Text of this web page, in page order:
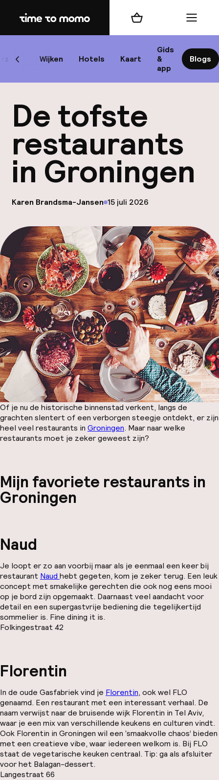
Home
Wijken Hotels Kaart
Gids
&
app
Blogs
Scroll naar links
Winkelmand Menu
De tofste
restaurants
in Groningen
Gepubliceerd door
Karen Brandsma-Jansen op
15 juli 2026
Of je nu de historische binnenstad verkent, langs de
grachten slentert of een verborgen steegje ontdekt, er zijn
heel veel restaurants in Groningen. Maar naar welke
restaurants moet je zeker geweest zijn?
Mijn favoriete restaurants in
Groningen
Naud
Je loopt er zo aan voorbij maar als je eenmaal een keer bij
restaurant Naud hebt gegeten, kom je zeker terug. Een leuk
concept met smakelijke gerechten die ook nog eens mooi
op je bord zijn opgemaakt. Daarnaast veel aandacht voor
detail en een supergastvrije bediening die tegelijkertijd
sommelier is. Fine dining it is.
Folkingestraat 42
Florentin
In de oude Gasfabriek vind je Florentin, ook wel FLO
genaamd. Een restaurant met een interessant verhaal. De
naam verwijst naar de bruisende wijk Florentin in Tel Aviv,
waar je een mix van verschillende keukens en culturen vindt.
Ook Florentin in Groningen wil een ‘smaakvolle chaos’ bieden
met een creatieve vibe, waar iedereen welkom is. Bij FLO
staat de vegetarische keuken centraal. Tip: ga als afsluiter
voor het Balagan-dessert.
Langestraat 66